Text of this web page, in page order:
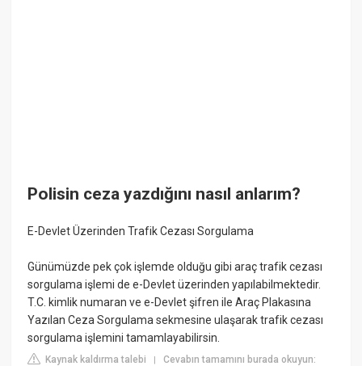
Polisin ceza yazdığını nasıl anlarım?
E-Devlet Üzerinden Trafik Cezası Sorgulama
Günümüzde pek çok işlemde olduğu gibi araç trafik cezası
sorgulama işlemi de e-Devlet üzerinden yapılabilmektedir.
T.C. kimlik numaran ve e-Devlet şifren ile Araç Plakasına
Yazılan Ceza Sorgulama sekmesine ulaşarak trafik cezası
sorgulama işlemini tamamlayabilirsin.
Kaynak kaldırma talebi |Cevabın tamamını burada okuyun: